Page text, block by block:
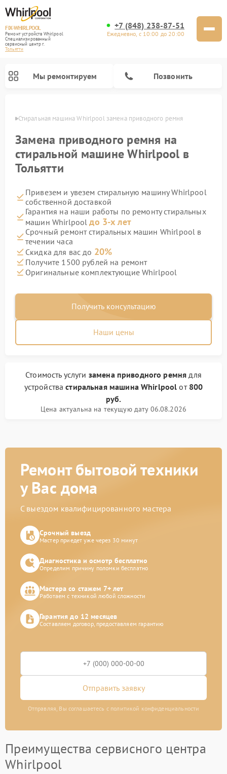
FIX-WHIRLPOOL
Ремонт устройств Whirlpool
Специализированный
cервисный центр г.
Тольятти
+7 (848) 238-87-51
Ежедневно, с 10:00 до 20:00
Мы ремонтируем Позвонить
Стиральная машина Whirlpool замена приводного ремня
Замена приводного ремня на
стиральной машине Whirlpool в
Тольятти
Привезем и увезем стиральную машину Whirlpool
собственной доставкой
Гарантия на наши работы по ремонту стиральных
машин Whirlpoolдо 3-х лет
Срочный ремонт стиральных машин Whirlpool в
течении часа
Скидка для вас до 20%
Получите 1500 рублей на ремонт
Оригинальные комплектующие Whirlpool
Получить консультацию
Наши цены
Стоимость услуги замена приводного ремня для
устройствастиральная машина Whirlpool от 800
руб.
Цена актуальна на текущую дату 06.08.2026
Ремонт бытовой техники
у Вас дома
С выездом квалифицированного мастера
Срочный выезд
Мастер приедет уже через 30 минут
Диагностика и осмотр бесплатно
Определим причину поломки бесплатно
Мастера со стажем 7+ лет
Работаем с техникой любой сложности
Гарантия до 12 месяцев
Составляем договор, предоставляем гарантию
Отправить заявку
Отправляя, Вы соглашаетесь с политикой конфиденциальности
Преимущества сервисного центра
Whirlpool